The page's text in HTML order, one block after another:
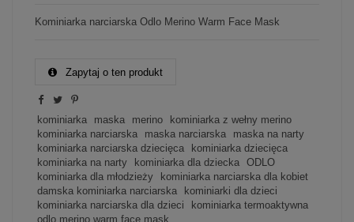
Kominiarka narciarska Odlo Merino Warm Face Mask
Zapytaj o ten produkt
kominiarka maska merino
kominiarka z wełny merino
kominiarka narciarska
maska narciarska
maska na narty
kominiarka narciarska dziecięca
kominiarka dziecięca
kominiarka na narty
kominiarka dla dziecka
ODLO
kominiarka dla młodzieży
kominiarka narciarska dla kobiet
damska kominiarka narciarska
kominiarki dla dzieci
kominiarka narciarska dla dzieci
kominiarka termoaktywna
odlo merino warm face mask